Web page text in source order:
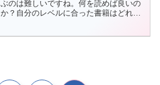
ぶのは難しいですね。何を読めば良いの
か？自分のレベルに合った書籍はどれな